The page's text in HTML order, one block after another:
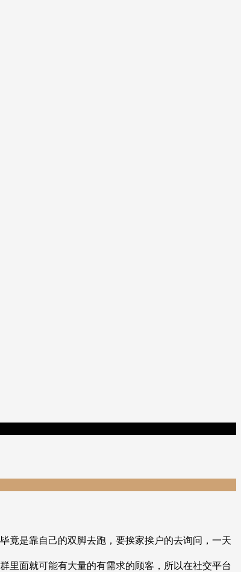
竟是靠自己的双脚去跑，要挨家挨户的去询问，一天
里面就可能有大量的有需求的顾客，所以在社交平台